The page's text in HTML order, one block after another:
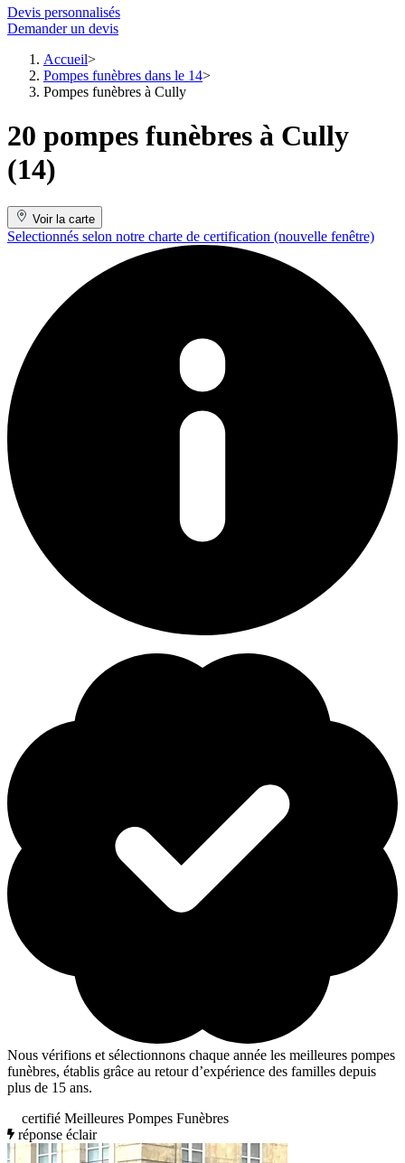
Devis personnalisés
Demander un devis
Accueil
Pompes funèbres dans le 14
Pompes funèbres à Cully
20 pompes funèbres à Cully
(14)
Voir la carte
Selectionnés selon notre charte de certification (nouvelle fenêtre)
Nous vérifions et sélectionnons chaque année les meilleures pompes
funèbres, établis grâce au retour d’expérience des familles depuis
plus de 15 ans.
certifié Meilleures Pompes Funèbres
réponse éclair